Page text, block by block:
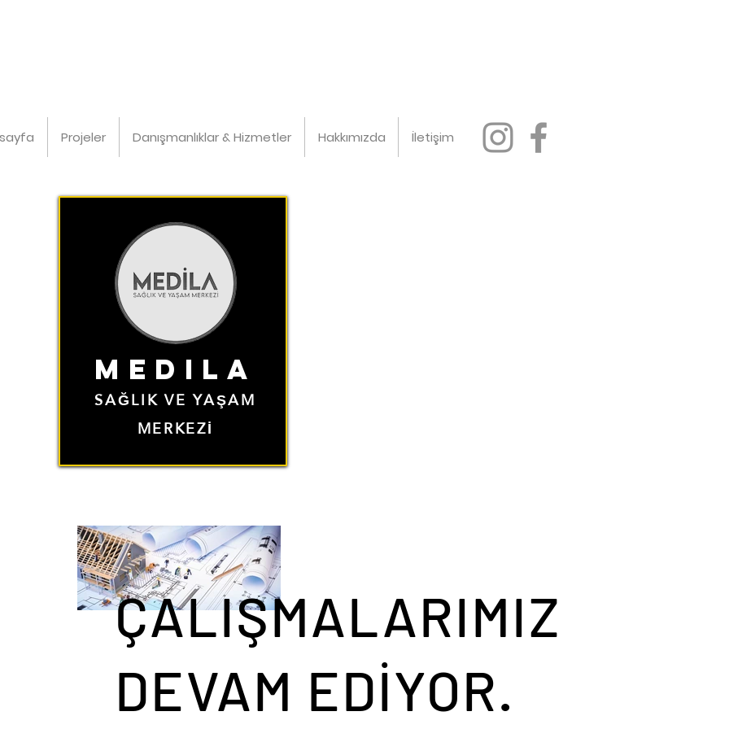
Projeler Danışmanlıklar & Hizmetler Hakkımızda İletişim
MEDıLA
SAĞLIK VE YAŞAM
MERKEZİ
ÇALIŞMALARIMIZ
DEVAM EDİYOR.